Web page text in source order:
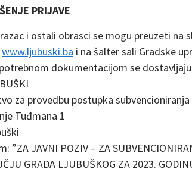
PRIJAVE
i ostali obrasci se mogu preuzeti na
www.ljubuski.ba i na šalter sali Gradske
dokumentacijom se
za provedbu postupka
Tuđmana 1
”ZA JAVNI POZIV – ZA
GRADA LJUBUŠKOG ZA 2023.